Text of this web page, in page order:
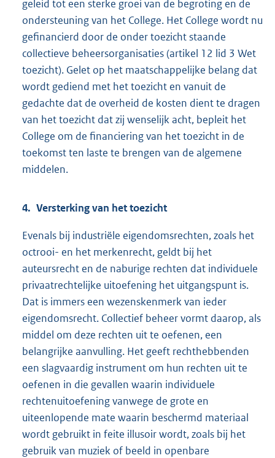
geleid tot een sterke groei van de begroting en de
ondersteuning van het College. Het College wordt nu
gefinancierd door de onder toezicht staande
collectieve beheersorganisaties (artikel 12 lid 3 Wet
toezicht). Gelet op het maatschappelijke belang dat
wordt gediend met het toezicht en vanuit de
gedachte dat de overheid de kosten dient te dragen
van het toezicht dat zij wenselijk acht, bepleit het
College om de financiering van het toezicht in de
toekomst ten laste te brengen van de algemene
middelen.
4. Versterking van het toezicht
Evenals bij industriële eigendomsrechten, zoals het
octrooi- en het merkenrecht, geldt bij het
auteursrecht en de naburige rechten dat individuele
privaatrechtelijke uitoefening het uitgangspunt is.
Dat is immers een wezenskenmerk van ieder
eigendomsrecht. Collectief beheer vormt daarop, als
middel om deze rechten uit te oefenen, een
belangrijke aanvulling. Het geeft rechthebbenden
een slagvaardig instrument om hun rechten uit te
oefenen in die gevallen waarin individuele
rechtenuitoefening vanwege de grote en
uiteenlopende mate waarin beschermd materiaal
wordt gebruikt in feite illusoir wordt, zoals bij het
gebruik van muziek of beeld in openbare